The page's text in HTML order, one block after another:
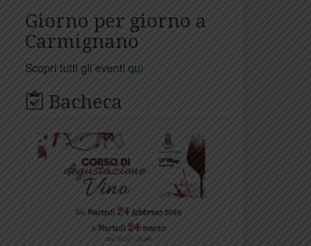
Giorno per giorno a
Carmignano
Scopri tutti gli eventi qui
Bacheca